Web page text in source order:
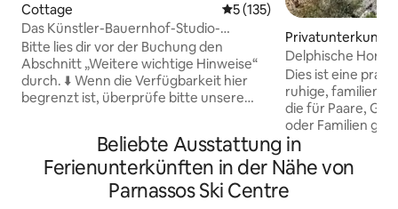
Cottage Durchschnittliche
5 (135)
Das Künstler-Bauernhof-Studio-
Ath/Airp/Zug/Verbindung ☀️
Bitte lies dir vor der Buchung den
Abschnitt „Weitere wichtige Hinweise“
durch. ⬇️ Wenn die Verfügbarkeit hier
begrenzt ist, überprüfe bitte unsere
Reisende selbst – glaube ich an echte,
herzliche Gastfreundschaft. Keine KI,
keine Schließfächer, keine kalten Apps.
Du kannst dich auf einen herzlichen
Privatunterkunft
Delphische
Dies ist eine
ruhige,
die für Paare,
oder Familien
oder langfristige
ist an einem
sie unseren
Momente bietet,
Beliebte Ausstattung in
Ferienunterkünften in der Nähe von
Parnassos Ski Centre